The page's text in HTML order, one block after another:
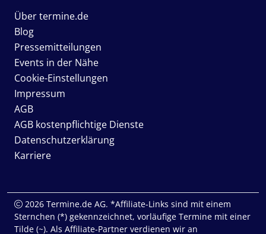
Über termine.de
Blog
Pressemitteilungen
Events in der Nähe
Cookie-Einstellungen
Impressum
AGB
AGB kostenpflichtige Dienste
Datenschutzerklärung
Karriere
2026 Termine.de AG. *Affiliate-Links sind mit einem
Sternchen (*) gekennzeichnet, vorläufige Termine mit einer
Tilde (~). Als Affiliate-Partner verdienen wir an